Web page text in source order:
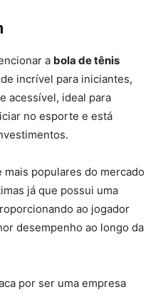
a bola de tênis
incrível para iniciantes,
acessível, ideal para
no esporte e está
mais populares do mercado
já que possui uma
ao jogador
desempenho ao longo da
por ser uma empresa